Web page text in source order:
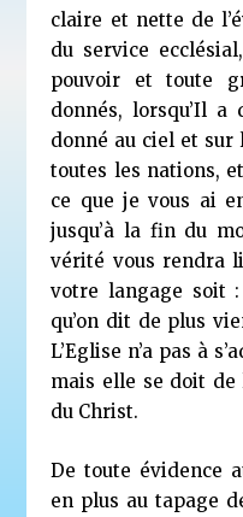
claire et nette de
du service
pouvoir et toute
donnés, lorsqu’Il
donné au ciel et sur
toutes les nations,
ce que je vous ai
jusqu’à la fin du
vérité vous rendra
votre langage soit
qu’on dit de plus
L’Eglise n’a pas à
mais elle se doit de
du Christ.
De toute évidence
en plus au tapage